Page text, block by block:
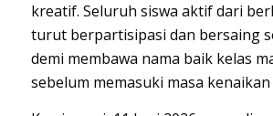
kreatif. Seluruh siswa aktif dari
turut berpartisipasi dan bersaing
demi membawa nama baik kelas
sebelum memasuki masa kenaikan